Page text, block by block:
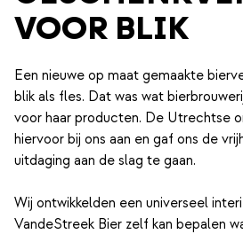
VOOR BLIK
Een nieuwe op maat gemaakte
blik als fles. Dat was wat
voor haar producten. De Utrechtse
hiervoor bij ons aan en gaf ons de
uitdaging aan de slag te gaan.
Wij ontwikkelden een universeel
VandeStreek Bier zelf kan bepalen